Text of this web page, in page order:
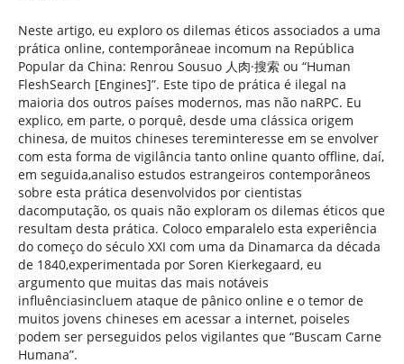
Neste artigo, eu exploro os dilemas éticos associados a uma
prática online, contemporâneae incomum na República
Popular da China: Renrou Sousuo 人肉·搜索 ou “Human
FleshSearch [Engines]”. Este tipo de prática é ilegal na
maioria dos outros países modernos, mas não naRPC. Eu
explico, em parte, o porquê, desde uma clássica origem
chinesa, de muitos chineses tereminteresse em se envolver
com esta forma de vigilância tanto online quanto offline, daí,
em seguida,analiso estudos estrangeiros contemporâneos
sobre esta prática desenvolvidos por cientistas
dacomputação, os quais não exploram os dilemas éticos que
resultam desta prática. Coloco emparalelo esta experiência
do começo do século XXI com uma da Dinamarca da década
de 1840,experimentada por Soren Kierkegaard, eu
argumento que muitas das mais notáveis
influênciasincluem ataque de pânico online e o temor de
muitos jovens chineses em acessar a internet, poiseles
podem ser perseguidos pelos vigilantes que “Buscam Carne
Humana”.